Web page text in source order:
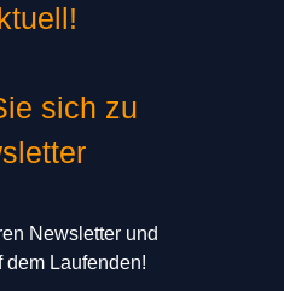
sich zu
Newsletter und
dem Laufenden!